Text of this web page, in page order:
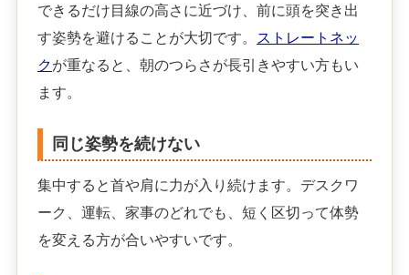
できるだけ目線の高さに近づけ、前に頭を突き出
す姿勢を避けることが大切です。
ストレートネッ
クが重なると、朝のつらさが長引きやすい方もい
ます。
同じ姿勢を続けない
集中すると首や肩に力が入り続けます。デスクワ
ーク、運転、家事のどれでも、短く区切って体勢
を変える方が合いやすいです。